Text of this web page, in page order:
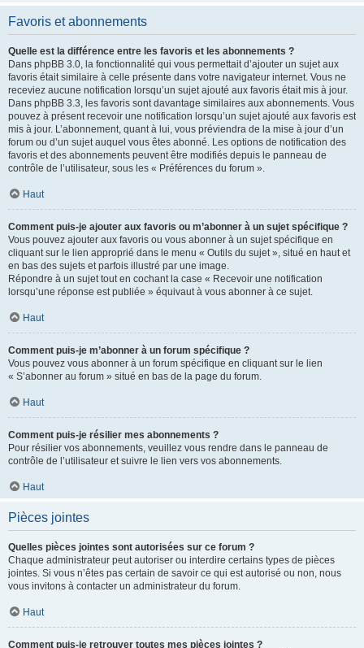
Favoris et abonnements
Quelle est la différence entre les favoris et les abonnements ?
Dans phpBB 3.0, la fonctionnalité qui vous permettait d’ajouter un sujet aux
favoris était similaire à celle présente dans votre navigateur internet. Vous ne
receviez aucune notification lorsqu’un sujet ajouté aux favoris était mis à jour.
Dans phpBB 3.3, les favoris sont davantage similaires aux abonnements. Vous
pouvez à présent recevoir une notification lorsqu’un sujet ajouté aux favoris est
mis à jour. L’abonnement, quant à lui, vous préviendra de la mise à jour d’un
forum ou d’un sujet auquel vous êtes abonné. Les options de notification des
favoris et des abonnements peuvent être modifiés depuis le panneau de
contrôle de l’utilisateur, sous les « Préférences du forum ».
Haut
Comment puis-je ajouter aux favoris ou m’abonner à un sujet spécifique ?
Vous pouvez ajouter aux favoris ou vous abonner à un sujet spécifique en
cliquant sur le lien approprié dans le menu « Outils du sujet », situé en haut et
en bas des sujets et parfois illustré par une image.
Répondre à un sujet tout en cochant la case « Recevoir une notification
lorsqu’une réponse est publiée » équivaut à vous abonner à ce sujet.
Haut
Comment puis-je m’abonner à un forum spécifique ?
Vous pouvez vous abonner à un forum spécifique en cliquant sur le lien
« S’abonner au forum » situé en bas de la page du forum.
Haut
Comment puis-je résilier mes abonnements ?
Pour résilier vos abonnements, veuillez vous rendre dans le panneau de
contrôle de l’utilisateur et suivre le lien vers vos abonnements.
Haut
Pièces jointes
Quelles pièces jointes sont autorisées sur ce forum ?
Chaque administrateur peut autoriser ou interdire certains types de pièces
jointes. Si vous n’êtes pas certain de savoir ce qui est autorisé ou non, nous
vous invitons à contacter un administrateur du forum.
Haut
Comment puis-je retrouver toutes mes pièces jointes ?